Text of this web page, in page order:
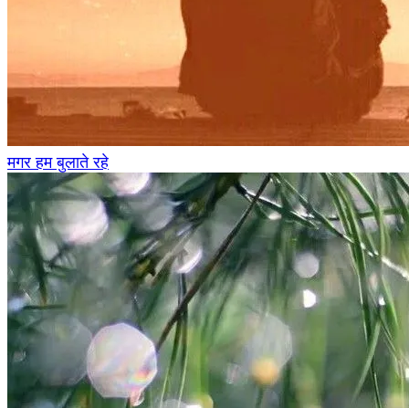
मगर हम बुलाते रहे